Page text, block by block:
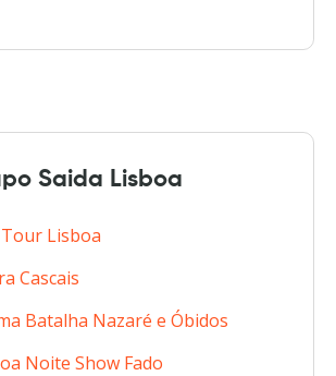
Saida Lisboa
Lisboa
Cascais
Batalha Nazaré e Óbidos
Noite Show Fado